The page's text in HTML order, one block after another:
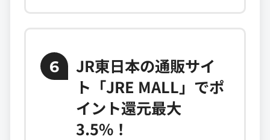
6
JR東日本の通販サイ
ト「JRE MALL」でポ
イント還元最大
3.5%！